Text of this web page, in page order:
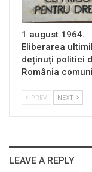
1 august 1964.
Eliberarea
deținuți politici
România
PREV NEXT
LEAVE A REPLY